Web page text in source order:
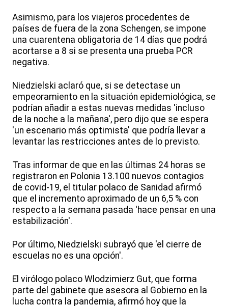
Asimismo, para los viajeros procedentes de
países de fuera de la zona Schengen, se impone
una cuarentena obligatoria de 14 días que podrá
acortarse a 8 si se presenta una prueba PCR
negativa.
Niedzielski aclaró que, si se detectase un
empeoramiento en la situación epidemiológica, se
podrían añadir a estas nuevas medidas 'incluso
de la noche a la mañana', pero dijo que se espera
'un escenario más optimista' que podría llevar a
levantar las restricciones antes de lo previsto.
Tras informar de que en las últimas 24 horas se
registraron en Polonia 13.100 nuevos contagios
de covid-19, el titular polaco de Sanidad afirmó
que el incremento aproximado de un 6,5 % con
respecto a la semana pasada 'hace pensar en una
estabilización'.
Por último, Niedzielski subrayó que 'el cierre de
escuelas no es una opción'.
El virólogo polaco Wlodzimierz Gut, que forma
parte del gabinete que asesora al Gobierno en la
lucha contra la pandemia, afirmó hoy que la